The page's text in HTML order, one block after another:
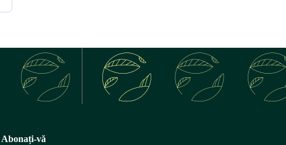
Abonați-vă